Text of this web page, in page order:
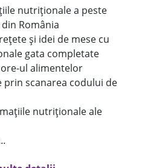
nutriționale a peste
România
și idei de mese cu
gata completate
ul alimentelor
prin scanarea codului de
nutriționale ale